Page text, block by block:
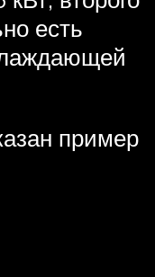
есть
пример